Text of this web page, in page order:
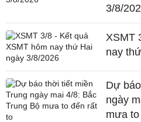
3/8/
XSMT
nay
Dự
ngày
mưa